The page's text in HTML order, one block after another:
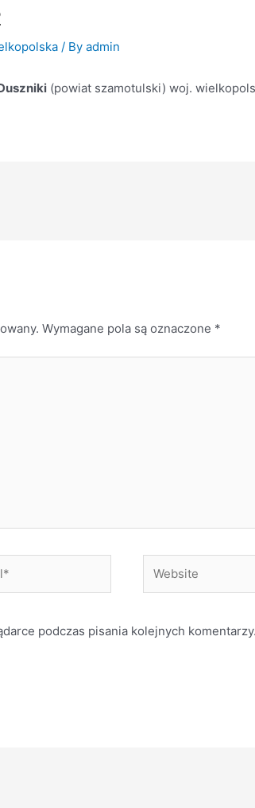
/ Byadmin
(powiat szamotulski) woj.
Wymagane pola są oznaczone *
podczas pisania kolejnych komentarzy.